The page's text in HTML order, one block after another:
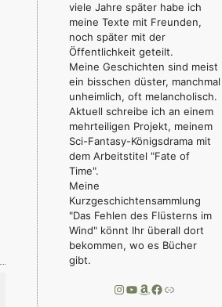
viele Jahre später habe ich
meine Texte mit Freunden,
noch später mit der
Öffentlichkeit geteilt.
Meine Geschichten sind meist
ein bisschen düster, manchmal
unheimlich, oft melancholisch.
Aktuell schreibe ich an einem
mehrteiligen Projekt, meinem
Sci-Fantasy-Königsdrama mit
dem Arbeitstitel "Fate of
Time".
Meine
Kurzgeschichtensammlung
"Das Fehlen des Flüsterns im
Wind" könnt Ihr überall dort
bekommen, wo es Bücher
gibt.
Instagram
YouTube
Amazon
Facebook
Link